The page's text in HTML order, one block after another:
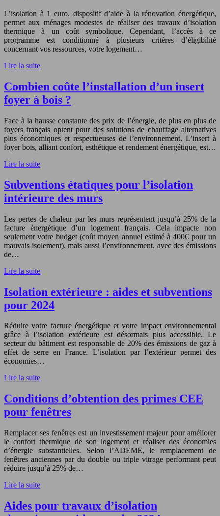
L’isolation à 1 euro, dispositif d’aide à la rénovation énergétique,
permet aux ménages modestes de réaliser des travaux d’isolation
thermique à un coût symbolique. Cependant, l’accès à ce
programme est conditionné à plusieurs critères d’éligibilité
concernant vos ressources, votre logement…
Lire la suite
Combien coûte l’installation d’un insert
foyer à bois ?
Face à la hausse constante des prix de l’énergie, de plus en plus de
foyers français optent pour des solutions de chauffage alternatives
plus économiques et respectueuses de l’environnement. L’insert à
foyer bois, alliant confort, esthétique et rendement énergétique, est…
Lire la suite
Subventions étatiques pour l’isolation
intérieure des murs
Les pertes de chaleur par les murs représentent jusqu’à 25% de la
facture énergétique d’un logement français. Cela impacte non
seulement votre budget (coût moyen annuel estimé à 400€ pour un
mauvais isolement), mais aussi l’environnement, avec des émissions
de…
Lire la suite
Isolation extérieure : aides et subventions
pour 2024
Réduire votre facture énergétique et votre impact environnemental
grâce à l’isolation extérieure est désormais plus accessible. Le
secteur du bâtiment est responsable de 20% des émissions de gaz à
effet de serre en France. L’isolation par l’extérieur permet des
économies…
Lire la suite
Conditions d’obtention des primes CEE
pour fenêtres
Remplacer ses fenêtres est un investissement majeur pour améliorer
le confort thermique de son logement et réaliser des économies
d’énergie substantielles. Selon l’ADEME, le remplacement de
fenêtres anciennes par du double ou triple vitrage performant peut
réduire jusqu’à 25% de…
Lire la suite
Aides pour travaux d’isolation